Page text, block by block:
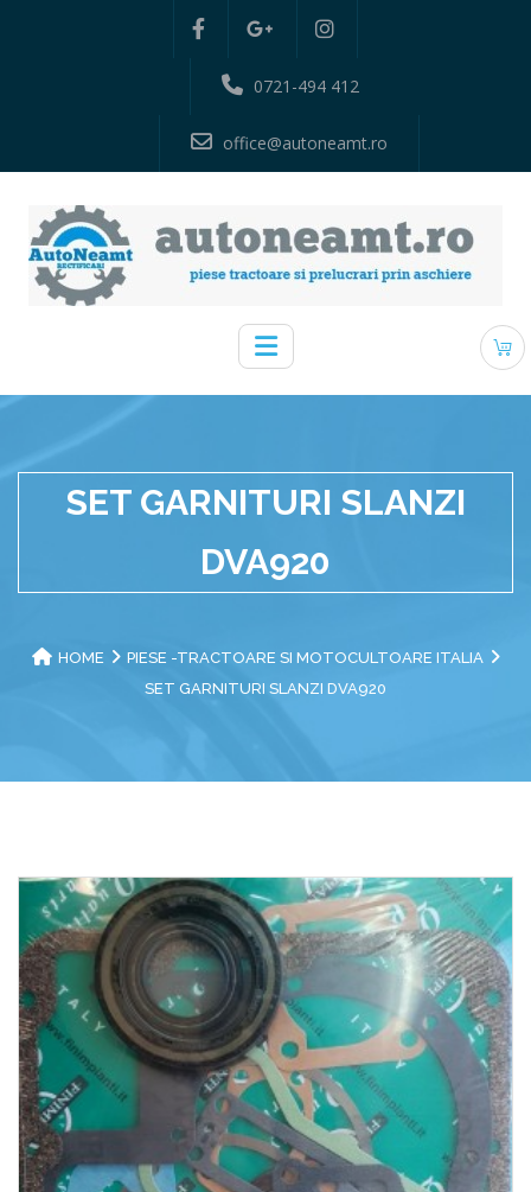
0721-494 412
office@autoneamt.ro
SET GARNITURI SLANZI
DVA920
HOME
PIESE -TRACTOARE SI MOTOCULTOARE ITALIA
SET GARNITURI SLANZI DVA920